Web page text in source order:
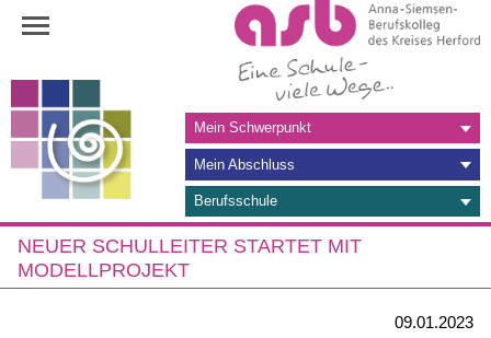
Navigation
überspringen
Mein Schwerpunkt
Mein Abschluss
Berufsschule
NEUER SCHULLEITER STARTET MIT
MODELLPROJEKT
09.01.2023